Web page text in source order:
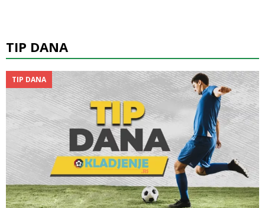
TIP DANA
TIP DANA